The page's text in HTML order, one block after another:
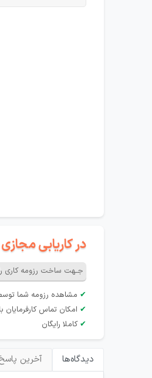
در کاریابی
جـهت ساخت رزومه کاری
✔ مشاهده رزومه شما توسط
✔ امکان تماس کارفرمایان
✔ کاملا رایگان
دیدگاه‌ها آخرین